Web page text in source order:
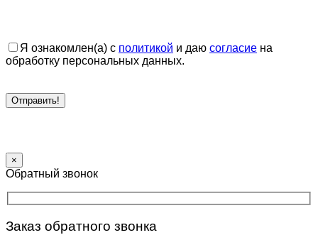
Я ознакомлен(а) с политикой и даю согласие на
обработку персональных данных.
×
Обратный звонок
Заказ обратного звонка